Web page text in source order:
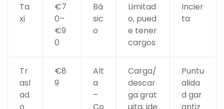
Ta
xi
€7
0–
€9
0
Bá
sic
o
Limitad
o, pued
e tener
cargos
Incier
ta
Tr
asl
ad
o
€8
9
Alt
a
–
Co
Carga/
descar
ga grat
uita, ide
Puntu
alida
d gar
antiz